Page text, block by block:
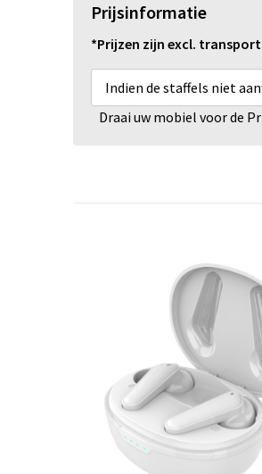
Prijsinformatie
*Prijzen zijn excl.
Indien de staffels niet
Draai uw mobiel voor de